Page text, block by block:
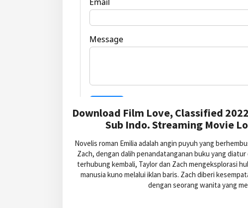
Download Film Love, Classified
Sub Indo. Streaming Movie
Novelis roman Emilia adalah angin puyuh yang
Zach, dengan dalih penandatanganan buku yang
terhubung kembali, Taylor dan Zach mengeksplorasi
manusia kuno melalui iklan baris. Zach diberi
dengan seorang wanita yang